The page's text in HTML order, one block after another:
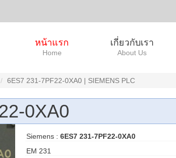
หน้าแรก
Home
เกี่ยวกับเรา
About Us
6ES7 231-7PF22-0XA0 | SIEMENS PLC
0XA0
Siemens : 6ES7 231-7PF22-0XA0
EM 231